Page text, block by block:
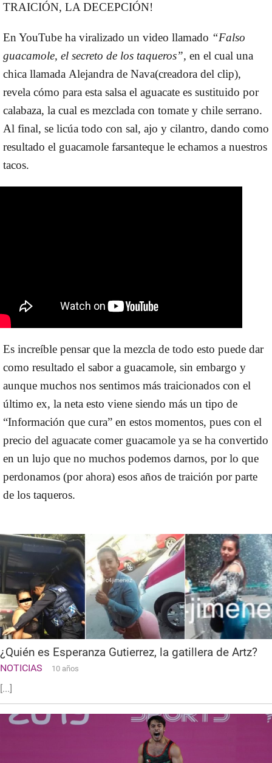
TRAICIÓN, LA DECEPCIÓN!
En YouTube ha viralizado un video llamado “Falso
guacamole, el secreto de los taqueros”, en el cual una
chica llamada Alejandra de Nava(creadora del clip),
revela cómo para esta salsa el aguacate es sustituido por
calabaza, la cual es mezclada con tomate y chile serrano.
Al final, se licúa todo con sal, ajo y cilantro, dando como
resultado el guacamole farsanteque le echamos a nuestros
tacos.
Es increíble pensar que la mezcla de todo esto puede dar
como resultado el sabor a guacamole, sin embargo y
aunque muchos nos sentimos más traicionados con el
último ex, la neta esto viene siendo más un tipo de
“Información que cura” en estos momentos, pues con el
precio del aguacate comer guacamole ya se ha convertido
en un lujo que no muchos podemos darnos, por lo que
perdonamos (por ahora) esos años de traición por parte
de los taqueros.
¿Quién es Esperanza Gutierrez, la gatillera de Artz?
NOTICIAS 10 años
[...]